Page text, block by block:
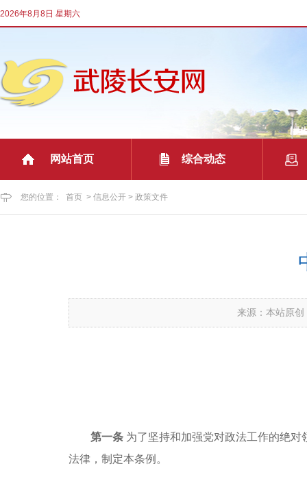
2026年8月8日 星期六
网站首页 综合动态
您的位置： 首页 > 信息公开 > 政策文件
来源：本站原创
第一条 为了坚持和加强党对政法工作的绝
法律，制定本条例。